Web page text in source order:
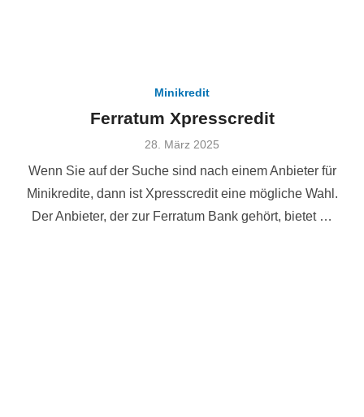
Minikredit
Ferratum Xpresscredit
Veröffentlicht
28. März 2025
Wenn Sie auf der Suche sind nach einem Anbieter für
Minikredite, dann ist Xpresscredit eine mögliche Wahl.
Der Anbieter, der zur Ferratum Bank gehört, bietet …